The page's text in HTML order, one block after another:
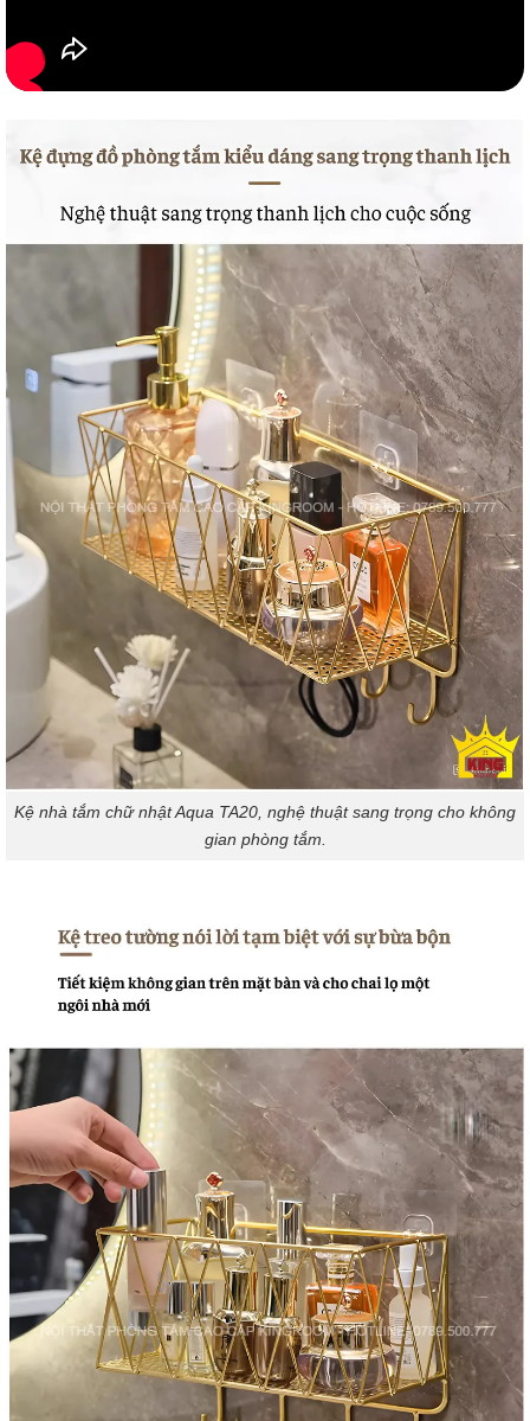
Kệ nhà tắm chữ nhật Aqua TA20, nghệ thuật sang trọng cho không
gian phòng tắm.